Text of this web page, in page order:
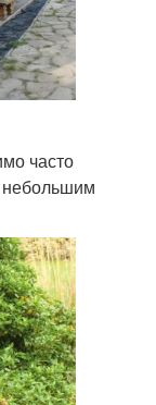
часто
небольшим